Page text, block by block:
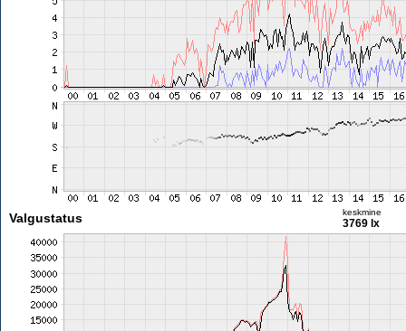
Valgustatus keskmine
3769 lx